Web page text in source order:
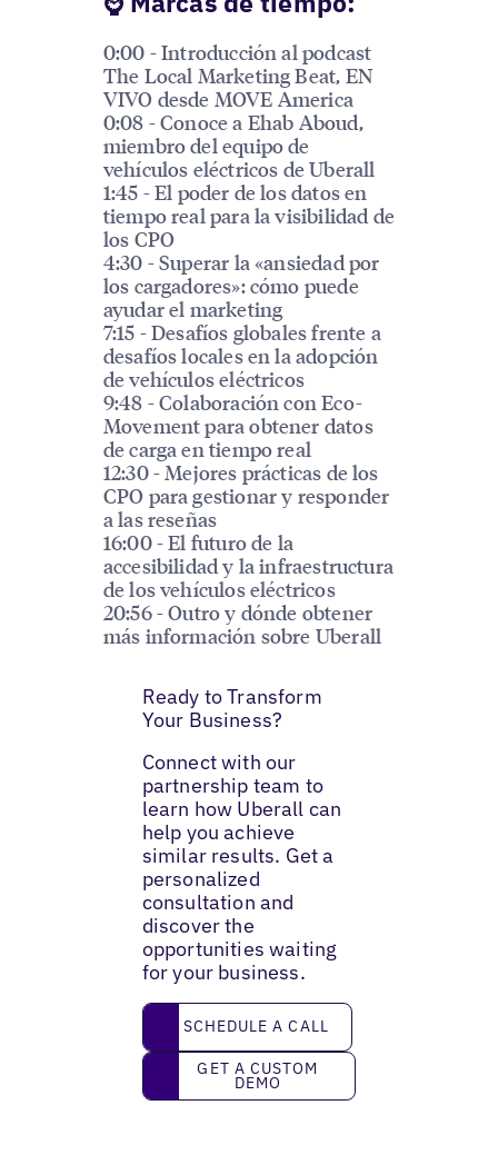
0:00 - Introducción al podcast
The Local Marketing Beat, EN
VIVO desde MOVE America
0:08 - Conoce a Ehab Aboud,
miembro del equipo de
vehículos eléctricos de Uberall
1:45 - El poder de los datos en
tiempo real para la visibilidad de
los CPO
4:30 - Superar la «ansiedad por
los cargadores»: cómo puede
ayudar el marketing
7:15 - Desafíos globales frente a
desafíos locales en la adopción
de vehículos eléctricos
9:48 - Colaboración con Eco-
Movement para obtener datos
de carga en tiempo real
12:30 - Mejores prácticas de los
CPO para gestionar y responder
a las reseñas
16:00 - El futuro de la
accesibilidad y la infraestructura
de los vehículos eléctricos
20:56 - Outro y dónde obtener
más información sobre Uberall
Ready to Transform
Your Business?
Connect with our
partnership team to
learn how Uberall can
help you achieve
similar results. Get a
personalized
consultation and
discover the
opportunities waiting
for your business.
Schedule a call
SCHEDULE A CALL
Get a custom demo
GET A CUSTOM
DEMO